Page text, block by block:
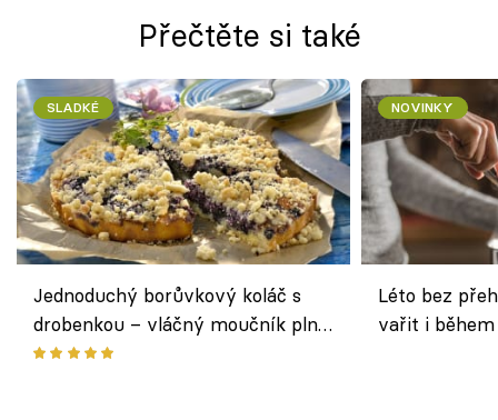
Přečtěte si také
SLADKÉ
Jednoduchý borůvkový koláč s
drobenkou – vláčný moučník plný
ovoce
NOVINKY
Léto bez
vařit i